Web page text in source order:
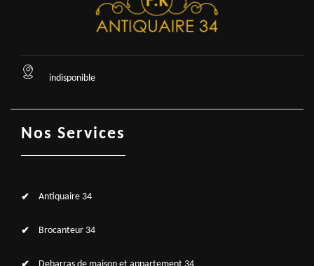
indisponible
Nos Services
Antiquaire 34
Brocanteur 34